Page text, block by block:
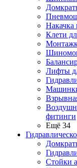
Накачка
Клети
Лифты
Машинки
фитинги
Ещё 34
Стойки